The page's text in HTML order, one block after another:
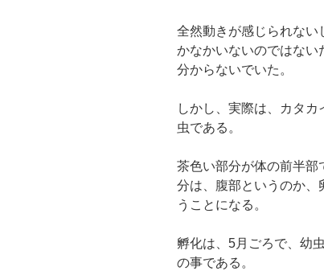
全然動きが感じられない
かなかいないのではない
分からないでいた。
しかし、実際は、カタ
虫である。
茶色い部分が体の前半部
分は、腹部というのか、
うことになる。
孵化は、5月ごろで、幼
の事である。